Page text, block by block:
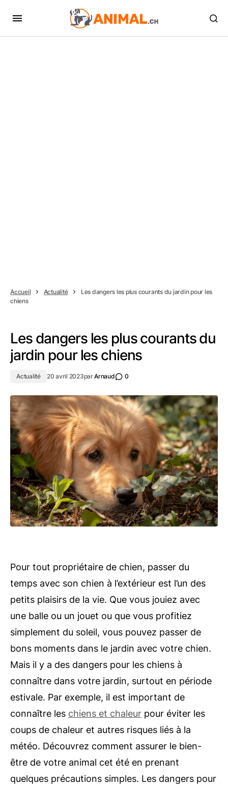
Accueil Actualité
Les dangers les plus courants du jardin pour les
chiens
Les dangers les plus courants du
jardin pour les chiens
Actualité 20 avril 2023parArnaud 0
Pour tout propriétaire de chien, passer du
temps avec son chien à l’extérieur est l’un des
petits plaisirs de la vie. Que vous jouiez avec
une balle ou un jouet ou que vous profitiez
simplement du soleil, vous pouvez passer de
bons moments dans le jardin avec votre chien.
Mais il y a des dangers pour les chiens à
connaître dans votre jardin, surtout en période
estivale. Par exemple, il est important de
connaître les chiens et chaleur pour éviter les
coups de chaleur et autres risques liés à la
météo. Découvrez comment assurer le bien-
être de votre animal cet été en prenant
quelques précautions simples. Les dangers pour